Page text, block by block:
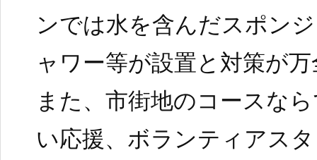
ンでは水を含んだスポン
ャワー等が設置と対策が
また、市街地のコースな
い応援、ボランティアス